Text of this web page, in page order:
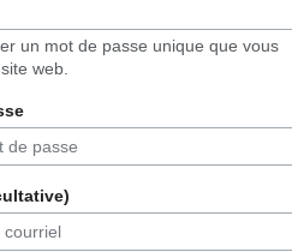
un mot de passe unique que vous
web.